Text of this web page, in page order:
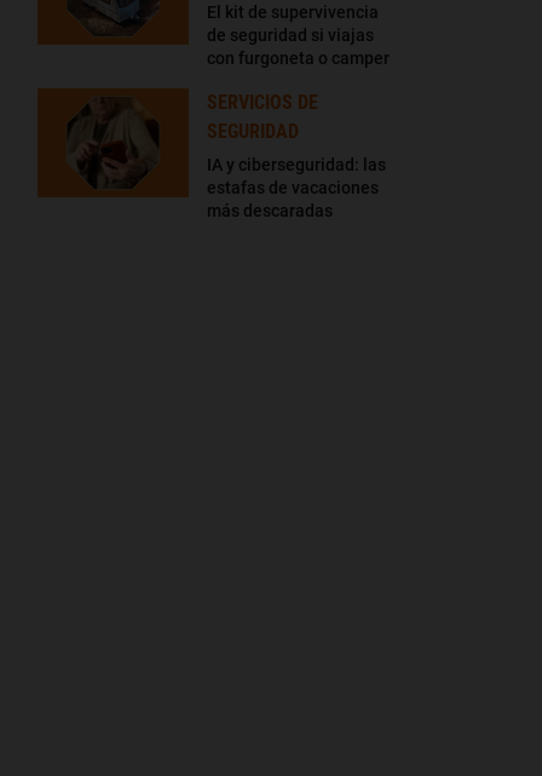
El kit de supervivencia
de seguridad si viajas
con furgoneta o camper
SERVICIOS DE
SEGURIDAD
IA y ciberseguridad: las
estafas de vacaciones
más descaradas